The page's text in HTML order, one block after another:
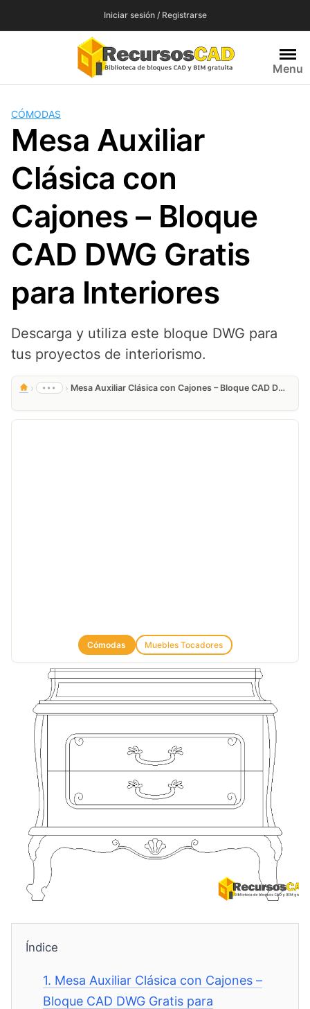
Iniciar sesión / Registrarse
Menu
CÓMODAS
Mesa Auxiliar
Clásica con
Cajones – Bloque
CAD DWG Gratis
para Interiores
Descarga y utiliza este bloque DWG para
tus proyectos de interiorismo.
› ••• › Mesa Auxiliar Clásica con Cajones – Bloque CAD DWG Gratis para Interiores
Cómodas Muebles Tocadores
Índice
1. Mesa Auxiliar Clásica con Cajones –
Bloque CAD DWG Gratis para